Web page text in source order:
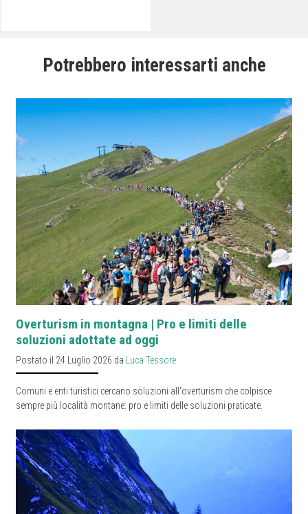
Potrebbero interessarti anche
Overturism in montagna | Pro e limiti delle
soluzioni adottate ad oggi
Postato il 24 Luglio 2026 da Luca Tessore
Comuni e enti turistici cercano soluzioni all'overturism che colpisce
sempre più località montane: pro e limiti delle soluzioni praticate.